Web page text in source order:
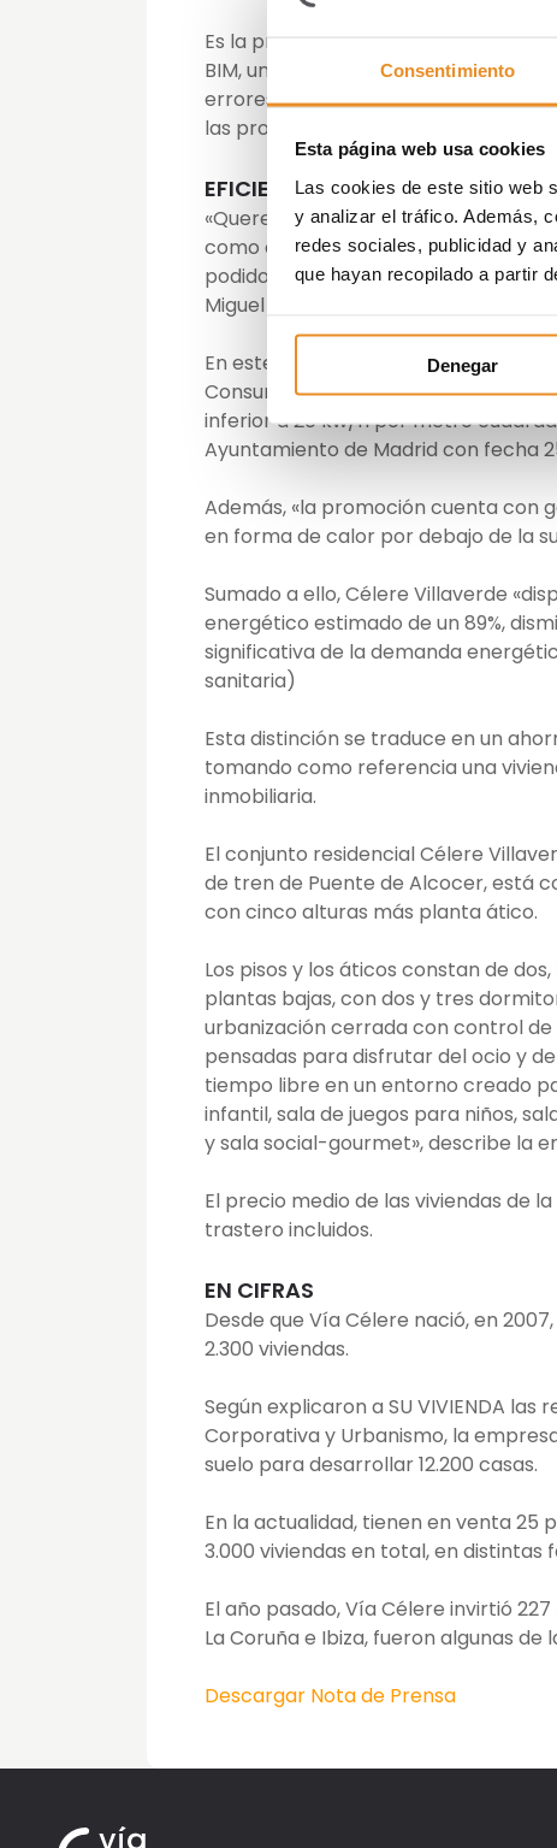
Consentimiento
Esta página web usa cookies
Las cookies de este sitio web
y analizar el tráfico. Además,
redes sociales, publicidad y
que hayan recopilado a partir
Denegar
Es la primera vez que la compañía
BIM, un modelo virtual que replica el
errores durante la fase de proyecto
las promociones en marcha de la
EFICIENCIA ENERGÉTICA
«Queremos liderar el camino hacia
como ésta son muestra de ello, ya
podido sobrepasar los estándares
Miguel Pinto, director general de
En este sentido, el residencial de
Consumo Casi Nulo. Esto se
inferior a 20 kw/h por metro
Ayuntamiento de Madrid con fecha
Además, «la promoción cuenta con
en forma de calor por debajo de la
Sumado a ello, Célere Villaverde
energético estimado de un 89%,
significativa de la demanda
sanitaria)
Esta distinción se traduce en un
tomando como referencia una
inmobiliaria.
El conjunto residencial Célere
de tren de Puente de Alcocer, está
con cinco alturas más planta ático.
Los pisos y los áticos constan de
plantas bajas, con dos y tres
urbanización cerrada con control
pensadas para disfrutar del ocio y
tiempo libre en un entorno creado
infantil, sala de juegos para niños,
y sala social-gourmet», describe la
El precio medio de las viviendas de
trastero incluidos.
EN CIFRAS
Desde que Vía Célere nació, en
2.300 viviendas.
Según explicaron a SU VIVIENDA
Corporativa y Urbanismo, la
suelo para desarrollar 12.200 casas.
En la actualidad, tienen en venta 25
3.000 viviendas en total, en distintas
El año pasado, Vía Célere invirtió
La Coruña e Ibiza, fueron algunas
Descargar Nota de Prensa